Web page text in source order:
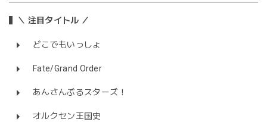
＼ 注目タイトル ／
どこでもいっしょ
Fate/Grand Order
あんさんぶるスターズ！
オルクセン王国史